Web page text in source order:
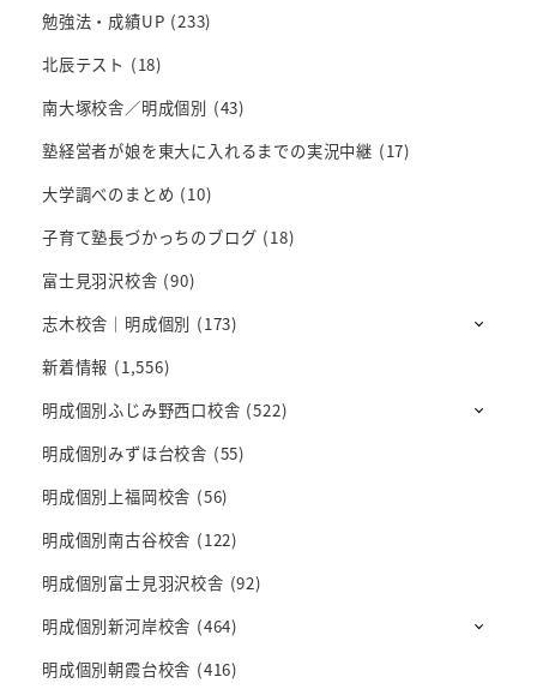
勉強法・成績UP (233)
北辰テスト (18)
南大塚校舎／明成個別 (43)
塾経営者が娘を東大に入れるまでの実況中継 (17)
大学調べのまとめ (10)
子育て塾長づかっちのブログ (18)
富士見羽沢校舎 (90)
志木校舎｜明成個別 (173)
新着情報 (1,556)
明成個別ふじみ野西口校舎 (522)
明成個別みずほ台校舎 (55)
明成個別上福岡校舎 (56)
明成個別南古谷校舎 (122)
明成個別富士見羽沢校舎 (92)
明成個別新河岸校舎 (464)
明成個別朝霞台校舎 (416)